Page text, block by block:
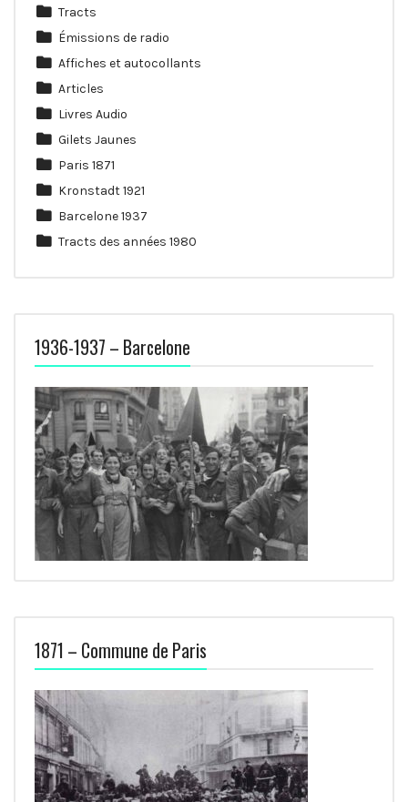
Tracts
Émissions de radio
Affiches et autocollants
Articles
Livres Audio
Gilets Jaunes
Paris 1871
Kronstadt 1921
Barcelone 1937
Tracts des années 1980
1936-1937 – Barcelone
1871 – Commune de Paris